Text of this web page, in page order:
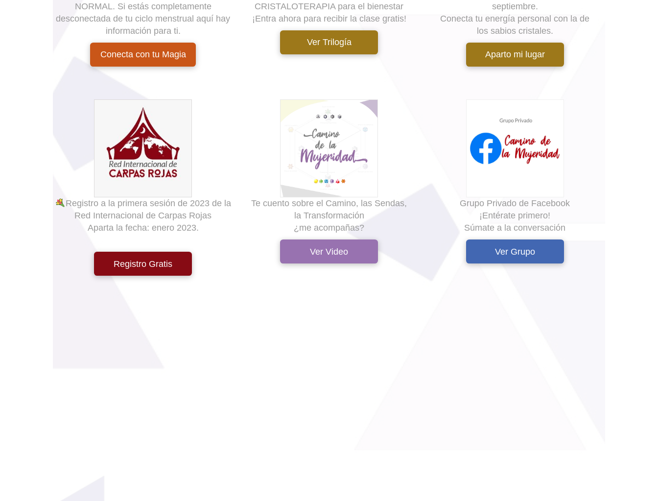
NORMAL. Si estás completamente
desconectada de tu ciclo menstrual aquí hay
información para ti.
Conecta con tu Magia
CRISTALOTERAPIA para el bienestar
¡Entra ahora para recibir la clase gratis!
Ver Trilogía
septiembre.
Conecta tu energía personal con la de
los sabios cristales.
Aparto mi lugar
Registro a la primera sesión de 2023 de la
Red Internacional de Carpas Rojas
Aparta la fecha: enero 2023.
Registro Gratis
Te cuento sobre el Camino, las Sendas,
la Transformación
¿me acompañas?
Ver Video
Grupo Privado de Facebook
¡Entérate primero!
Súmate a la conversación
Ver Grupo